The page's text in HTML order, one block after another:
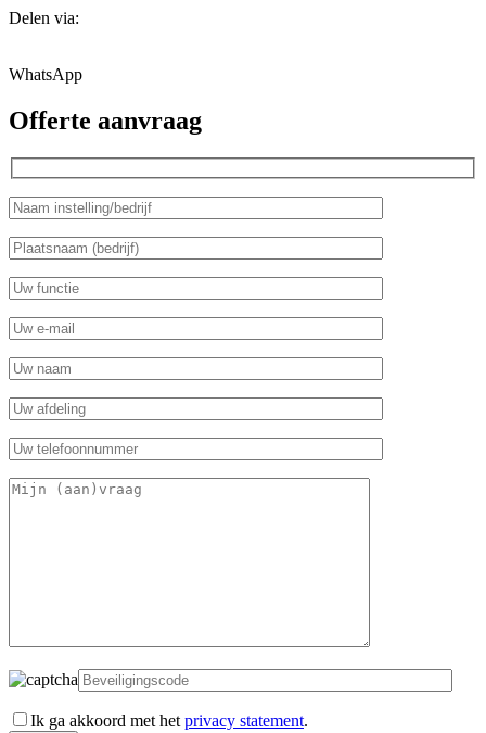
Delen via:
WhatsApp
Offerte aanvraag
Gelieve dit veld leeg te laten.
Ik ga akkoord met het privacy statement.